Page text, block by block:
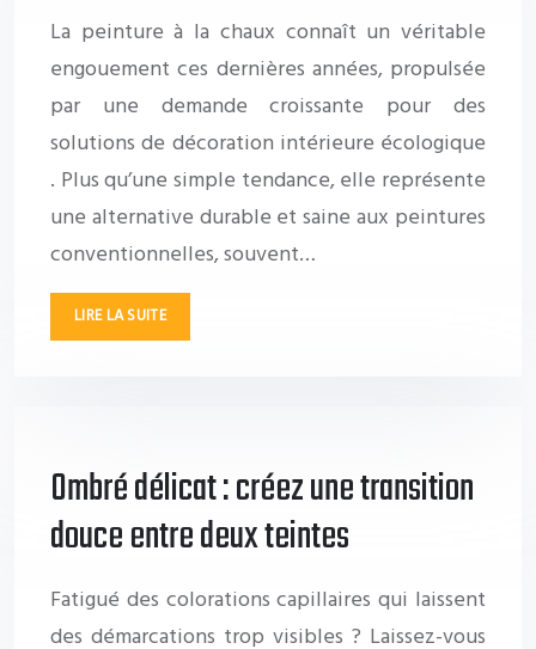
La peinture à la chaux connaît un véritable
engouement ces dernières années, propulsée
par une demande croissante pour des
solutions de décoration intérieure écologique
. Plus qu’une simple tendance, elle représente
une alternative durable et saine aux peintures
conventionnelles, souvent…
LIRE LA SUITE
Ombré délicat : créez une transition
douce entre deux teintes
Fatigué des colorations capillaires qui laissent
des démarcations trop visibles ? Laissez-vous